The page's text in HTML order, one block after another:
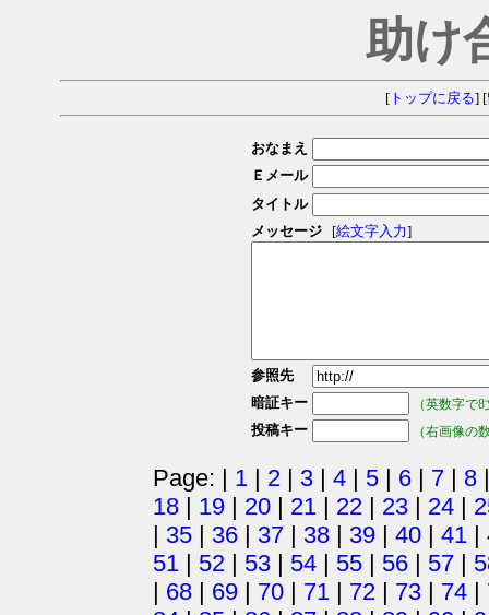
助け
[トップに戻る] [
おなまえ
Ｅメール
タイトル
メッセージ
[絵文字入力]
参照先
暗証キー
（英数字で
投稿キー （右画像の
Page: | 1 | 2 | 3 | 4 | 5 | 6 | 7 | 8
18 | 19 | 20 | 21 | 22 | 23 | 24 |
| 35 | 36 | 37 | 38 | 39 | 40 | 41 |
51 | 52 | 53 | 54 | 55 | 56 | 57 |
| 68 | 69 | 70 | 71 | 72 | 73 | 74 |